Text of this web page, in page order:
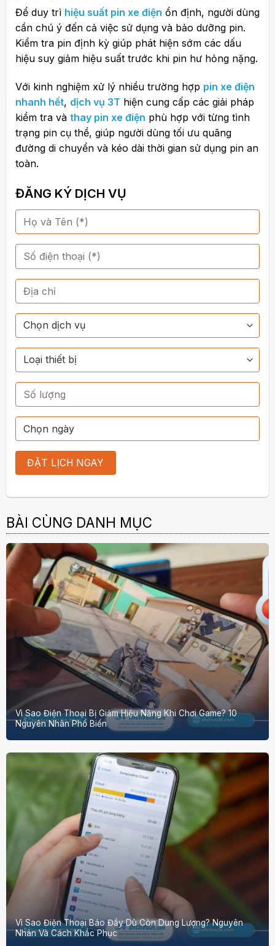
Để duy trì hiệu suất pin xe điện ổn định, người dùng
cần chú ý đến cả việc sử dụng và bảo dưỡng pin.
Kiểm tra pin định kỳ giúp phát hiện sớm các dấu
hiệu suy giảm hiệu suất trước khi pin hư hỏng nặng.
Với kinh nghiệm xử lý nhiều trường hợp pin xe điện
nhanh hết, dịch vụ 3T hiện cung cấp các giải pháp
kiểm tra và thay pin xe điện phù hợp với từng tình
trạng pin cụ thể, giúp người dùng tối ưu quãng
đường di chuyển và kéo dài thời gian sử dụng pin an
toàn.
ĐĂNG KÝ DỊCH VỤ
BÀI CÙNG DANH MỤC
Vì Sao Điện Thoại Bị Giảm Hiệu Năng Khi Chơi Game? 10
Nguyên Nhân Phổ Biến
Vì Sao Điện Thoại Báo Đầy Dù Còn Dung Lượng? Nguyên
Nhân Và Cách Khắc Phục